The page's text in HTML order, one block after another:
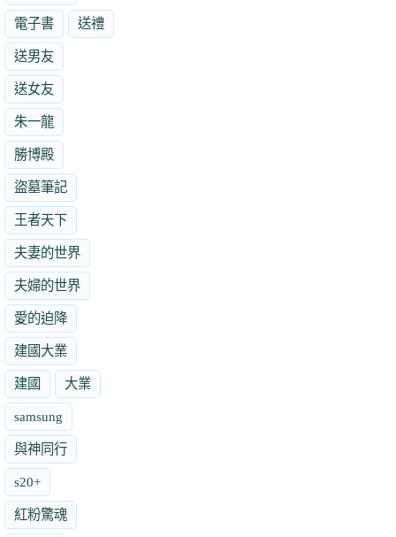
電子書 送禮
送男友
送女友
朱一龍
勝博殿
盜墓筆記
王者天下
夫妻的世界
夫婦的世界
愛的迫降
建國大業
建國 大業
samsung
與神同行
s20+
紅粉驚魂